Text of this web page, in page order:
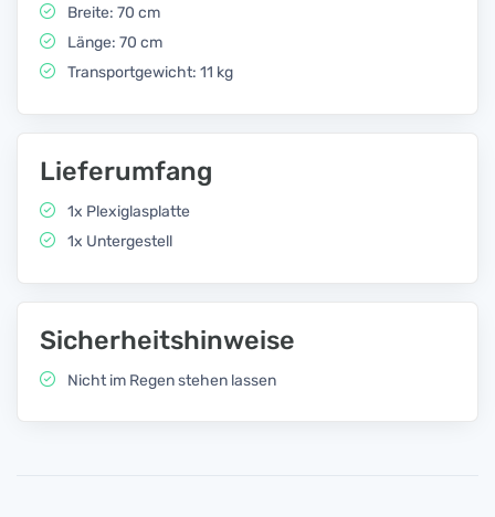
Breite: 70 cm
Länge: 70 cm
Transportgewicht: 11 kg
Lieferumfang
1x Plexiglasplatte
1x Untergestell
Sicherheitshinweise
Nicht im Regen stehen lassen